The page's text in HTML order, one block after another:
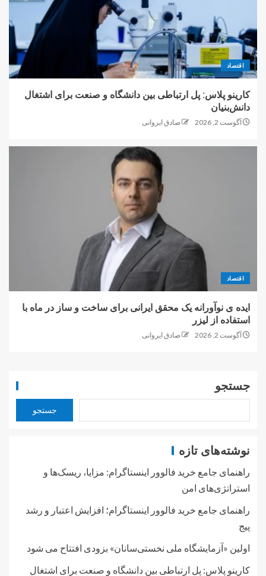
اقتصاد
کارینو پلاس: پل ارتباطی بین دانشگاه و صنعت برای اشتغال
دانش‌بنیان
آگوست 2, 2026 صادق ایروانی
اقتصاد
ایده ی نوآورانه یک محقق ایرانی برای ساخت و ساز در ماه با
استفاده از لیزر
آگوست 2, 2026 صادق ایروانی
جستجو
جستجو
نوشته‌های تازه
راهنمای جامع خرید فالوور اینستاگرام: مزایا، ریسک‌ها و
استراتژی‌های امن
راهنمای جامع خرید فالوور اینستاگرام؛ افزایش اعتبار و رشد
پیج
اولین «آزمایشگاه ملی نخستی‌سانان» بزودی افتتاح می شود
کارینو پلاس: پل ارتباطی بین دانشگاه و صنعت برای اشتغال